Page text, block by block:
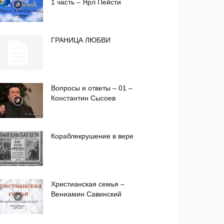
1 часть – Ярл Пейсти
ГРАНИЦА ЛЮБВИ
Вопросы и ответы – 01 –
Константин Сысоев
Кораблекрушение в вере
Христианская семья –
Вениамин Савинский